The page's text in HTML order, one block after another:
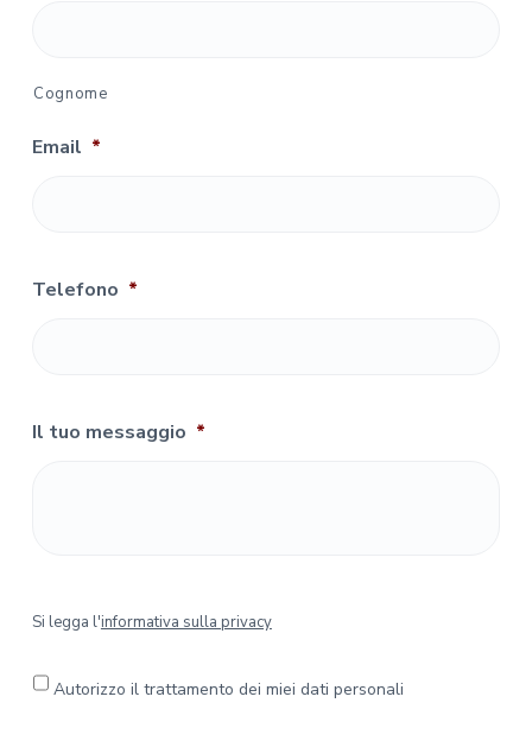
Cognome
Email *
Telefono *
Il tuo messaggio *
S
e
Si legga l'informativa sulla privacy
Autorizzo il trattamento dei miei dati personali